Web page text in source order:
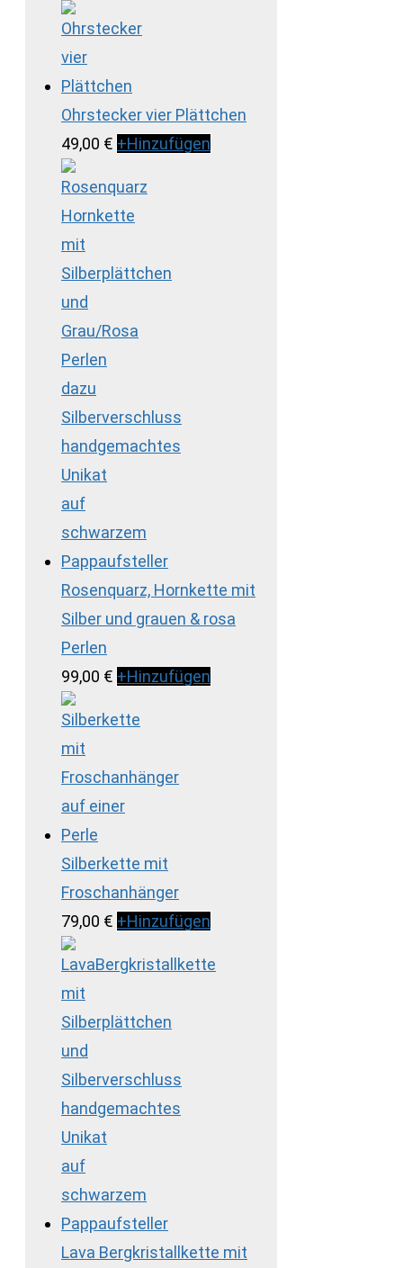
Ohrstecker vier Plättchen
49,00 € +Hinzufügen
Rosenquarz, Hornkette mit
Silber und grauen & rosa
Perlen
99,00 € +Hinzufügen
Silberkette mit
Froschanhänger
79,00 € +Hinzufügen
Lava Bergkristallkette mit